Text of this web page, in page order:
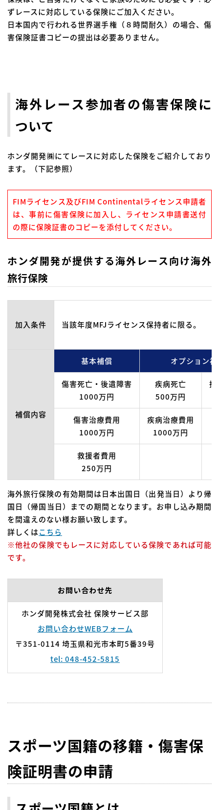
ずレースに対応している保険にご加入ください。
日本国内で行われる世界選手権（８時間耐久）の場合、傷
害保険証書コピーの提出は必要ありません。
海外レース参加者の傷害保険に
ついて
ホンダ開発㈱にてレースに対応した保険をご紹介しており
ます。（下記参照）
FIMライセンス及びFIM Continentalライセンス申請者
は、事前に傷害保険に加入し、ライセンス申請書送付
の際に保険証書のコピーを添付してください。
ホンダ開発が提供する海外レース向け海外
旅行保険
加入条件 当該年度MFJライセンス保持者に限る。
補償内容
基本補償 オプション
傷害死亡・後遺障害
1000万円
疾病死亡
500万円
携
傷害治療費用
1000万円
疾病治療費用
1000万円
救援者費用
250万円
海外旅行保険の有効期間は日本出国日（出発当日）より帰
国日（帰国当日）までの期間となります。お申し込み期間
を間違えのない様お願い致します。
詳しくはこちら
※他社の保険でもレースに対応している保険であれば可能
です。
お問い合わせ先
ホンダ開発株式会社 保険サービス部
お問い合わせWEBフォーム
〒351-0114 埼玉県和光市本町5番39号
tel: 048-452-5815
スポーツ国籍の移籍・傷害保
険証明書の申請